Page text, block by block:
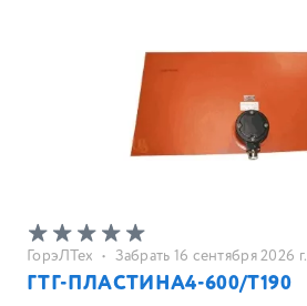
ГорэЛТех • Забрать 16 сентября 2026 г.
ГТГ-ПЛАСТИНА4-600/T190